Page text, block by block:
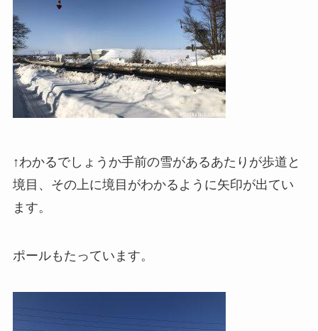
↑わかるでしょうか手前の雪があるあたりが歩道と
境目、その上に境目がわかるように矢印が出てい
ます。
ポールもたっています。